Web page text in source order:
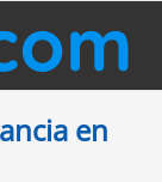
en